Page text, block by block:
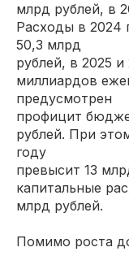
млрд рублей, в
Расходы в 2024
50,3 млрд
рублей, в 2025
миллиардов
предусмотрен
профицит
рублей. При
году
превысит 13
капитальные
млрд рублей.
Помимо роста